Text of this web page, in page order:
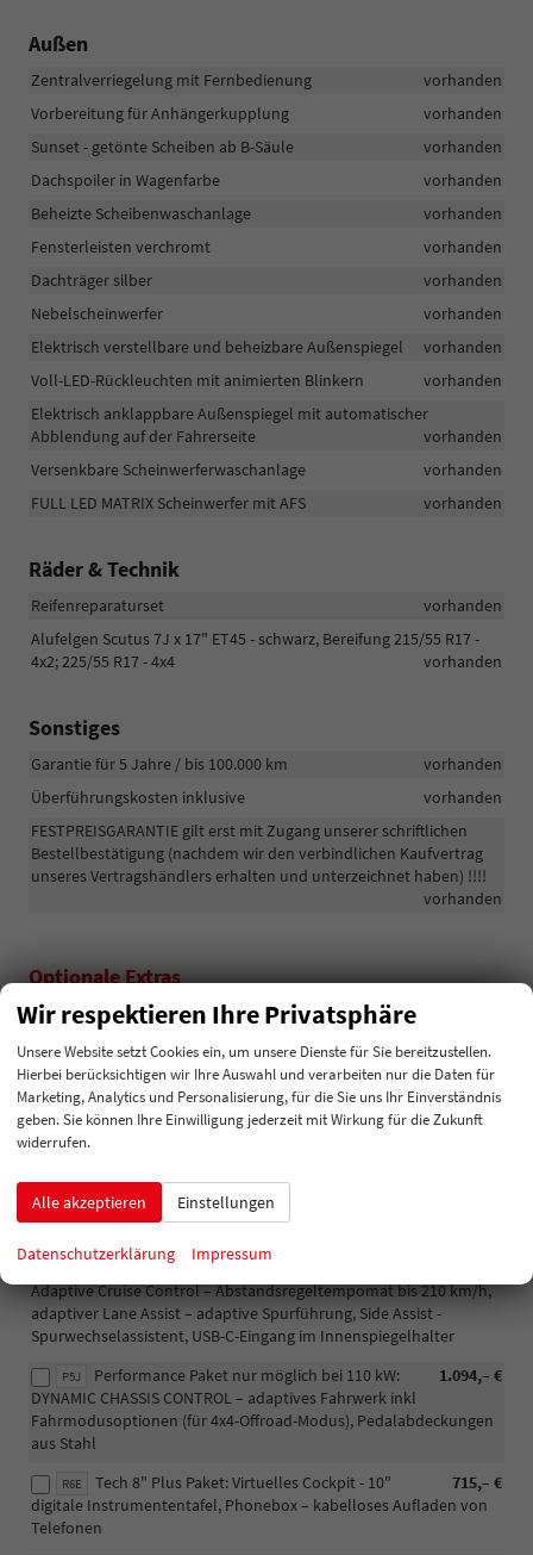
Außen
Zentralverriegelung mit Fernbedienung
vorhanden
Vorbereitung für Anhängerkupplung
vorhanden
Sunset - getönte Scheiben ab B-Säule
vorhanden
Dachspoiler in Wagenfarbe
vorhanden
Beheizte Scheibenwaschanlage
vorhanden
Fensterleisten verchromt
vorhanden
Dachträger silber
vorhanden
Nebelscheinwerfer
vorhanden
Elektrisch verstellbare und beheizbare Außenspiegel
vorhanden
Voll-LED-Rückleuchten mit animierten Blinkern
vorhanden
Elektrisch anklappbare Außenspiegel mit automatischer
Abblendung auf der Fahrerseite
vorhanden
Versenkbare Scheinwerferwaschanlage
vorhanden
FULL LED MATRIX Scheinwerfer mit AFS
vorhanden
Räder & Technik
Reifenreparaturset
vorhanden
Alufelgen Scutus 7J x 17" ET45 - schwarz, Bereifung 215/55 R17 -
4x2; 225/55 R17 - 4x4
vorhanden
Sonstiges
Garantie für 5 Jahre / bis 100.000 km
vorhanden
Überführungskosten inklusive
vorhanden
FESTPREISGARANTIE gilt erst mit Zugang unserer schriftlichen
Bestellbestätigung (nachdem wir den verbindlichen Kaufvertrag
unseres Vertragshändlers erhalten und unterzeichnet haben) !!!!
vorhanden
Optionale Extras
Pakete
P5A 500,– €
Safety Paket: Seitenairbags hinten, CREW
PROTECT ASSIST - proaktiver Schutz der Passagiere mit
erweitertem Sicherheitssystem
W5F
W5G
Park Plus Paket: PARK ASSIST - Parkassistent
inklusive Einparkhilfe vorne und hinten, AREA VIEW
Travel Assist Paket (nicht möglich mit PPJ):
Adaptive Cruise Control – Abstandsregeltempomat bis 210 km/h,
adaptiver Lane Assist – adaptive Spurführung, Side Assist -
Spurwechselassistent, USB-C-Eingang im Innenspiegelhalter
P5J 1.094,– €
Performance Paket nur möglich bei 110 kW:
DYNAMIC CHASSIS CONTROL – adaptives Fahrwerk inkl
Fahrmodusoptionen (für 4x4-Offroad-Modus), Pedalabdeckungen
aus Stahl
R6E 715,– €
Tech 8" Plus Paket: Virtuelles Cockpit - 10"
digitale Instrumententafel, Phonebox – kabelloses Aufladen von
Telefonen
Wir respektieren Ihre Privatsphäre
Unsere Website setzt Cookies ein, um unsere Dienste für Sie bereitzustellen.
Hierbei berücksichtigen wir Ihre Auswahl und verarbeiten nur die Daten für
Marketing, Analytics und Personalisierung, für die Sie uns Ihr Einverständnis
geben. Sie können Ihre Einwilligung jederzeit mit Wirkung für die Zukunft
widerrufen.
Alle akzeptieren Einstellungen
Datenschutzerklärung Impressum